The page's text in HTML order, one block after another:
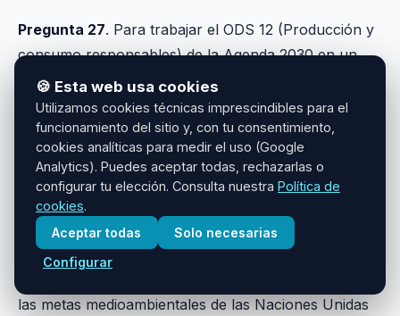
Pregunta 27. Para trabajar el ODS 12 (Producción y
consumo responsables) de la Agenda 2030 en un
aula de 5 años en el medio rural, ¿cuál de las
siguientes propuestas es la más coherente y
contextualizada? a) Explicar teóricamente la cadena
de suministro global y el mercado internacional de
materias primas mediante una lección magistral. b)
Diseñar un taller de reutilización de envases para
crear los semilleros del huerto escolar y un sistema
de compostaje con los restos del almuerzo. c)
las metas medioambientales de las Naciones Unidas
🍪 Esta web usa cookies
Utilizamos cookies técnicas imprescindibles para el
funcionamiento del sitio y, con tu consentimiento,
cookies analíticas para medir el uso (Google
Analytics). Puedes aceptar todas, rechazarlas o
configurar tu elección. Consulta nuestra Política de
cookies.
Aceptar todas
Solo necesarias
Configurar